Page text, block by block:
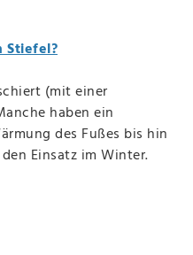
Stiefel?
(mit einer
haben ein
des Fußes bis hin
Einsatz im Winter.